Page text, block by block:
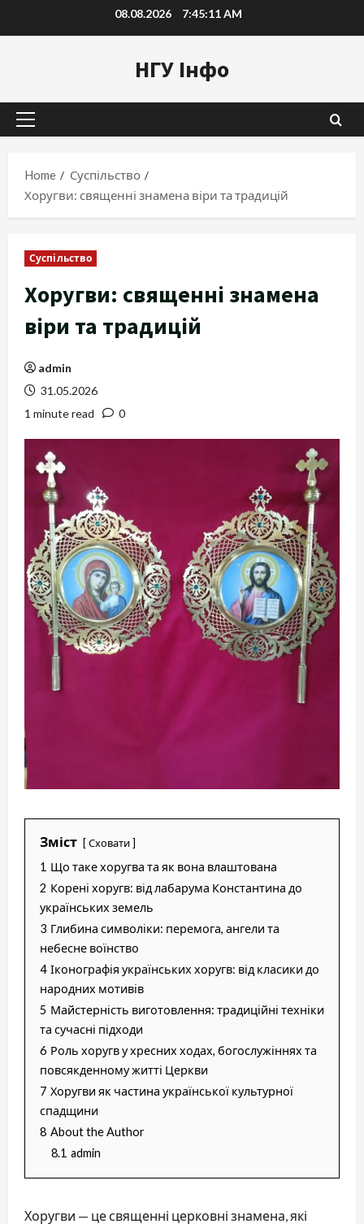
to
08.08.2026 7:45:12 AM
НГУ Інфо
Primary
Home
Суспільство
Хоругви: священні знамена віри та традицій
Суспільство
Хоругви: священні знамена
віри та традицій
admin
31.05.2026
1 minute read
0
Зміст Сховати
1 Що таке хоругва та як вона влаштована
2 Корені хоругв: від лабарума Константина до
українських земель
3 Глибина символіки: перемога, ангели та
небесне воїнство
4 Іконографія українських хоругв: від класики до
народних мотивів
5 Майстерність виготовлення: традиційні техніки
та сучасні підходи
6 Роль хоругв у хресних ходах, богослужіннях та
повсякденному житті Церкви
7 Хоругви як частина української культурної
спадщини
8 About the Author
8.1 admin
Хоругви — це священні церковні знамена, які